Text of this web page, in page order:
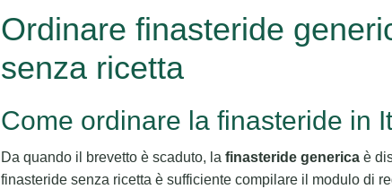
Ordinare finasteride
senza ricetta
Come ordinare la finasteride in
Da quando il brevetto è scaduto, la finasteride generica è
finasteride senza ricetta è sufficiente compilare il modulo di